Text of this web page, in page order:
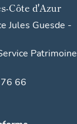
Côte d'Azur
Jules Guesde -
Patrimoine
66